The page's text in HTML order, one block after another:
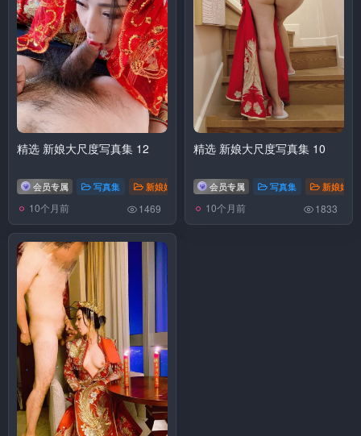
精选 新娘大尺度写真集 12
会员专属 写真集 新娘婚纱
10个月前 1469
精选 新娘大尺度写真集 10
会员专属 写真集 新娘婚纱
10个月前 1833